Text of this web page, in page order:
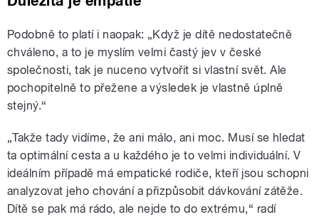
Podobně to platí i naopak: „Když je dítě nedostatečně
chváleno, a to je myslím velmi častý jev v české
společnosti, tak je nuceno vytvořit si vlastní svět. Ale
pochopitelně to přežene a výsledek je vlastně úplně
stejný.“
„Takže tady vidíme, že ani málo, ani moc. Musí se hledat
ta optimální cesta a u každého je to velmi individuální. V
ideálním případě má empatické rodiče, kteří jsou schopni
analyzovat jeho chování a přizpůsobit dávkování zátěže.
Dítě se pak má rádo, ale nejde to do extrému,“ radí